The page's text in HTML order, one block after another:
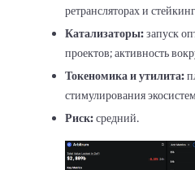
ретрансляторах и
Катализаторы:запуск
проектов; активность
Токеномика и утилита:
стимулирования
Риск:средний.